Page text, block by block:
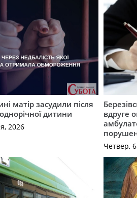
матір засудили після
дитини
2026
вдруге
Четвер,